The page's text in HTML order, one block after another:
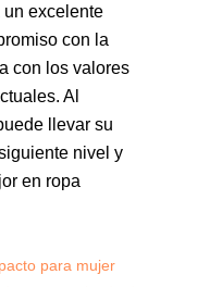
un excelente
con la
con los valores
Al
llevar su
nivel y
en ropa